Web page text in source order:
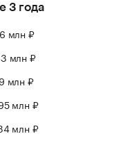
3 года
млн ₽
млн ₽
млн ₽
млн ₽
млн ₽